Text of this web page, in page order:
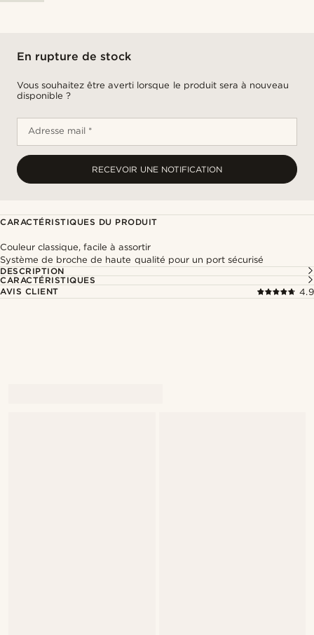
En rupture de stock
Vous souhaitez être averti lorsque le produit sera à nouveau
disponible ?
Adresse mail *
RECEVOIR UNE NOTIFICATION
CARACTÉRISTIQUES DU PRODUIT
Couleur classique, facile à assortir
Système de broche de haute qualité pour un port sécurisé
DESCRIPTION
CARACTÉRISTIQUES
AVIS CLIENT
4.9